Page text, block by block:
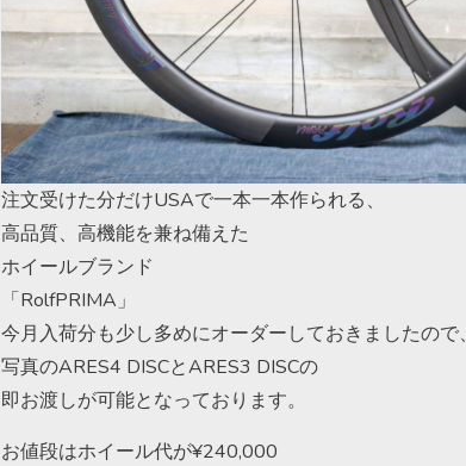
注文受けた分だけUSAで一本一本作られる、
高品質、高機能を兼ね備えた
ホイールブランド
「RolfPRIMA」
今月入荷分も少し多めにオーダーしておきましたので、
写真のARES4 DISCとARES3 DISCの
即お渡しが可能となっております。
お値段はホイール代が¥240,000